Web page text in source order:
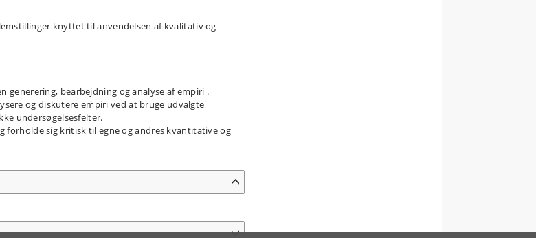
knyttet til anvendelsen af kvalitativ og
generering, bearbejdning og analyse af empiri .
og diskutere empiri ved at bruge udvalgte
undersøgelsesfelter.
sig kritisk til egne og andres kvantitative og